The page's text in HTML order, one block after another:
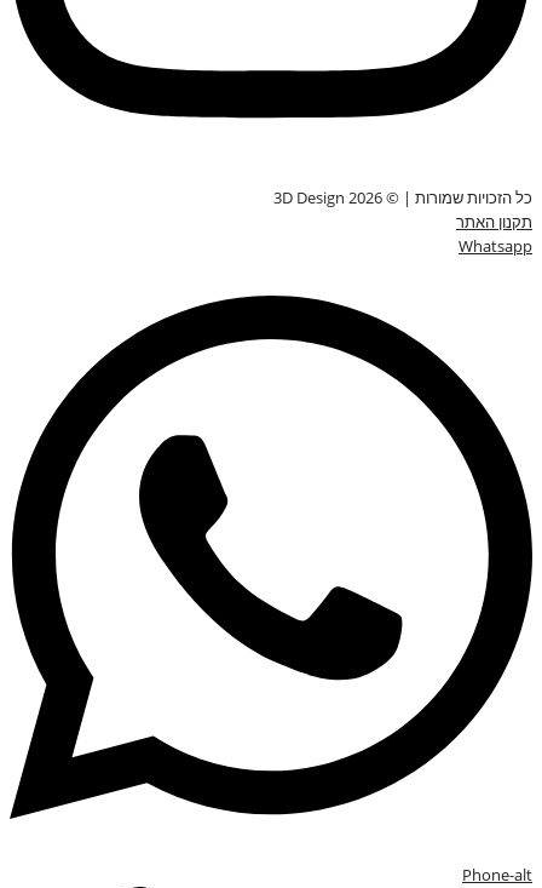
כל הזכויות שמורות | © 3D Design 2026
תקנון האתר
Whatsapp
Phone-alt